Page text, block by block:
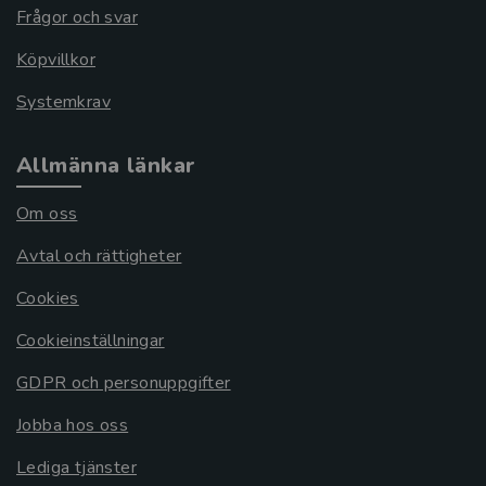
Frågor och svar
Köpvillkor
Systemkrav
Allmänna länkar
Om oss
Avtal och rättigheter
Cookies
Cookieinställningar
GDPR och personuppgifter
Jobba hos oss
Lediga tjänster